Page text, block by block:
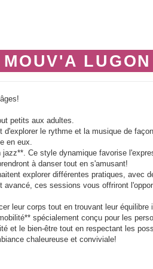
MOUV'A
petits aux adultes.
le rythme et la musique de
en eux.
Ce style dynamique favorise
à danser tout en s'amusant!
explorer différentes pratiques, avec
ces sessions vous offriront
leur corps tout en trouvant leur équilibre
spécialement conçu pour les
et le bien-être tout en respectant les
chaleureuse et conviviale!